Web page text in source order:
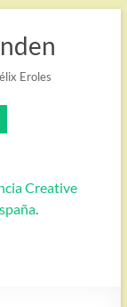
Eroles
Creative
.